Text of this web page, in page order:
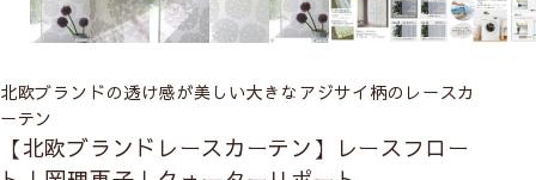
北欧ブランドの透け感が美しい大きなアジサイ柄のレースカ
ーテン
【北欧ブランドレースカーテン】レースフロー